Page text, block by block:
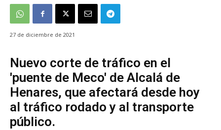
27 de diciembre de 2021
Nuevo corte de tráfico en el
'puente de Meco' de Alcalá de
Henares, que afectará desde hoy
al tráfico rodado y al transporte
público.